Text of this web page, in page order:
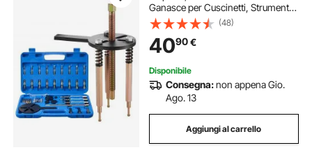
Ganasce per Cuscinetti, Strumento
di Rimozione Multifunzionale con
Custodia Portatile, Utensili per
Estrazione per Autoveicoli
(48)
4090€
Disponibile
Consegna:non appena Gio.
Ago. 13
Aggiungi al carrello